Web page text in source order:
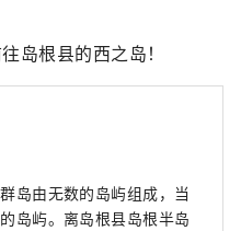
岛根县的西之岛！
岛由无数的岛屿组成，当
岛屿。离岛根县岛根半岛